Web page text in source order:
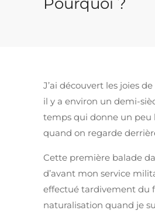
J’ai découvert les joies
il y a environ un demi-
temps qui donne un peu
quand on regarde
Cette première balade
d’avant mon service
effectué tardivement du
naturalisation quand je